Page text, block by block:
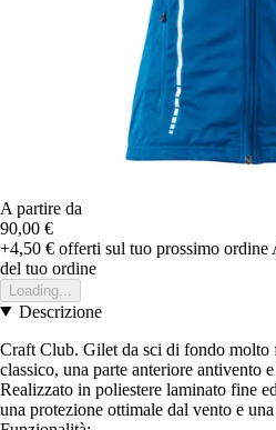
A partire da
90,00 €
+4,50 € offerti sul tuo prossimo ordine
del tuo ordine
Loading...
Descrizione
Craft Club. Gilet da sci di fondo molto
classico, una parte anteriore antivento
Realizzato in poliestere laminato fine
una protezione ottimale dal vento e